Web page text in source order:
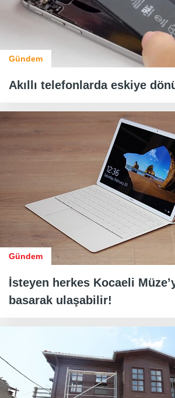
Gündem
Akıllı telefonlarda eskiye
Gündem
İsteyen herkes Kocaeli
basarak ulaşabilir!